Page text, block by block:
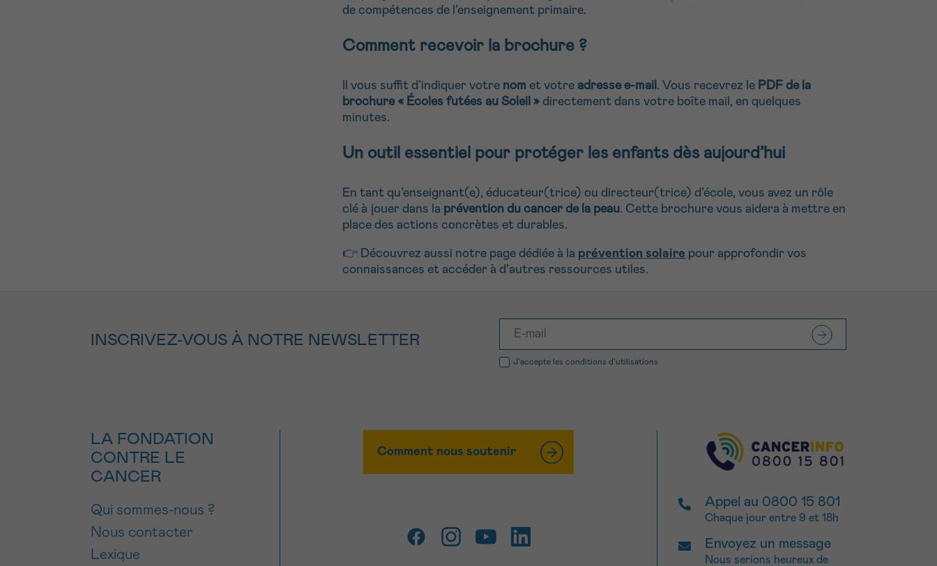
de compétences de l’enseignement primaire.
Comment recevoir la brochure ?
Il vous suffit d’indiquer votre nom et votre adresse e-mail . Vous recevrez le PDF de la
brochure « Écoles futées au Soleil » directement dans votre boîte mail, en quelques
minutes.
Un outil essentiel pour protéger les enfants dès aujourd’hui
En tant qu’enseignant(e), éducateur(trice) ou directeur(trice) d’école, vous avez un rôle
clé à jouer dans la prévention du cancer de la peau. Cette brochure vous aidera à mettre en
place des actions concrètes et durables.
👉 Découvrez aussi notre page dédiée à la prévention solaire pour approfondir vos
connaissances et accéder à d’autres ressources utiles.
INSCRIVEZ-VOUS À NOTRE NEWSLETTER
J’accepte les conditions d’utilisations
LA FONDATION
CONTRE LE
CANCER
Qui sommes-nous ?
Nous contacter
Lexique
Comment nous soutenir
Appel au 0800 15 801
Chaque jour entre 9 et 18h
Envoyez un message
Nous serions heureux de